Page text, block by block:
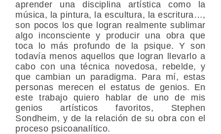
aprender una disciplina artística como la
música, la pintura, la escultura, la escritura…,
son pocos los que logran realmente sublimar
algo inconsciente y producir una obra que
toca lo más profundo de la psique. Y son
todavía menos aquellos que logran llevarlo a
cabo con una técnica novedosa, rebelde, y
que cambian un paradigma. Para mí, estas
personas merecen el estatus de genios. En
este trabajo quiero hablar de uno de mis
genios artísticos favoritos, Stephen
Sondheim, y de la relación de su obra con el
proceso psicoanalítico.